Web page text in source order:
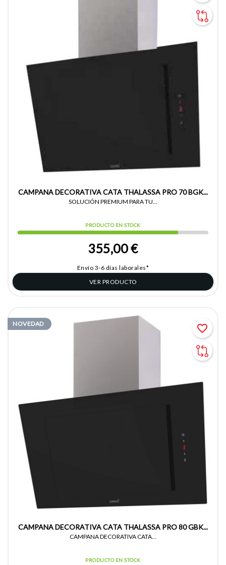
CAMPANA DECORATIVA CATA THALASSA PRO 70 BGK...
SOLUCIÓN PREMIUM PARA TU...
PRODUCTO EN STOCK
355,00 €
Envío 3-6 días laborales*
VER PRODUCTO
CAMPANA DECORATIVA CATA THALASSA PRO 80 GBK...
CAMPANA DECORATIVA CATA...
PRODUCTO EN STOCK
NOVEDAD favorite_border